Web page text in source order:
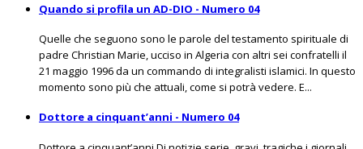
Quando si profila un AD-DIO - Numero 04
Quelle che seguono sono le parole del testamento spirituale di
padre Christian Marie, ucciso in Algeria con altri sei confratelli il
21 maggio 1996 da un commando di integralisti islamici. In questo
momento sono più che attuali, come si potrà vedere. E...
Dottore a cinquant’anni - Numero 04